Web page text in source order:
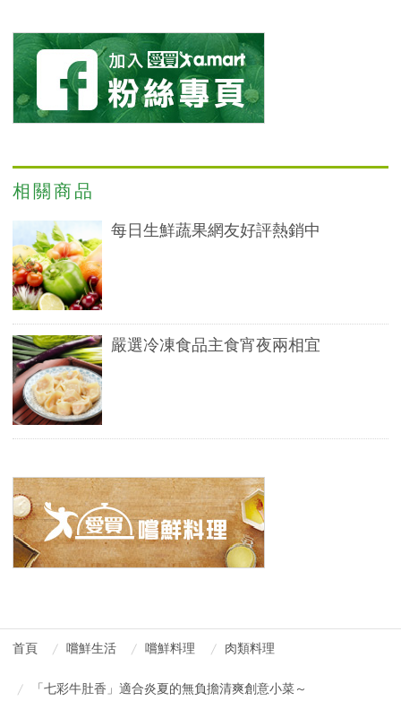
相關商品
每日生鮮蔬果網友好評熱銷中
嚴選冷凍食品主食宵夜兩相宜
首頁 嚐鮮生活 嚐鮮料理 肉類料理
「七彩牛肚香」適合炎夏的無負擔清爽創意小菜～